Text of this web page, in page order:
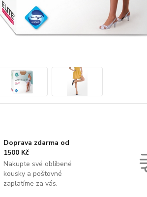
Doprava zdarma od
1500 Kč
Nakupte své oblíbené
kousky a poštovné
zaplatíme za vás.